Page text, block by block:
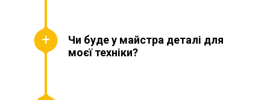
Чи буде у майстра деталі для
моєї техніки?